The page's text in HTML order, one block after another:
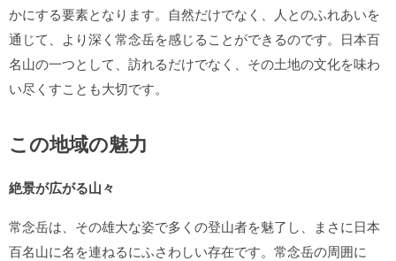
かにする要素となります。自然だけでなく、人とのふれあいを
通じて、より深く常念岳を感じることができるのです。日本百
名山の一つとして、訪れるだけでなく、その土地の文化を味わ
い尽くすことも大切です。
この地域の魅力
絶景が広がる山々
常念岳は、その雄大な姿で多くの登山者を魅了し、まさに日本
百名山に名を連ねるにふさわしい存在です。常念岳の周囲に